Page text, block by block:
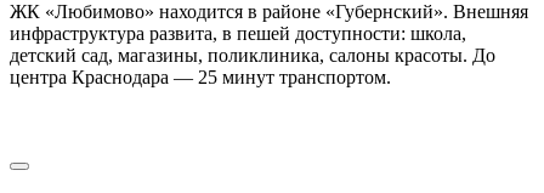
ЖК «Любимово» находится в районе «Губернский». Внешняя
инфраструктура развита, в пешей доступности: школа,
детский сад, магазины, поликлиника, салоны красоты. До
центра Краснодара — 25 минут транспортом.